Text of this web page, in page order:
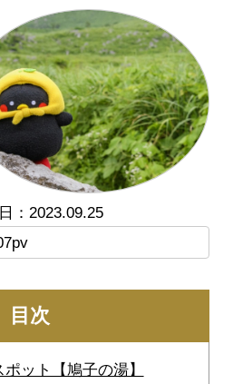
2023.09.25
目次
ット【鳩子の湯】